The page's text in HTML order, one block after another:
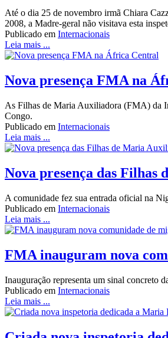
Até o dia 25 de novembro irmã Chiara
2008, a Madre-geral não visitava esta
Publicado em Internacionais
Leia mais ...
Nova presença FMA na
As Filhas de Maria Auxiliadora (FMA) da
Congo.
Publicado em Internacionais
Leia mais ...
Nova presença das
A comunidade fez sua entrada oficial na
Publicado em Internacionais
Leia mais ...
FMA inauguram nova
Inauguração representa um sinal concreto
Publicado em Internacionais
Leia mais ...